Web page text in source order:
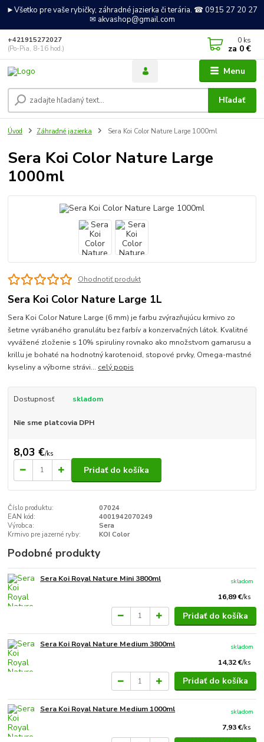
►Všetko pre vaše rybičky, záhradné jazierka či terária. ☎ 0915 27 20 27
✉ akvashop@gmail.com
Menu
Hľadať
+421915272027
(Po-Pia, 8-16 hod.)
0 ks
za 0 €
Úvod Záhradné jazierka Sera Koi Color Nature Large 1000ml
Sera Koi Color Nature Large
1000ml
Ohodnotiť produkt
Sera Koi Color Nature Large 1L
Sera Koi Color Nature Large (6 mm) je farbu zvýrazňujúcu krmivo zo
šetrne vyrábaného granulátu bez farbív a konzervačných látok. Kvalitné
vyvážené zloženie s 10% spiruliny rovnako ako množstvom gamarusu a
krillu je bohaté na hodnotný karotenoid, stopové prvky, Omega-mastné
kyseliny a výborne strávi... celý popis
Dostupnosť skladom
Nie sme platcovia DPH
8,03 €/ks
Pridať do košíka
Číslo produktu:
07024
EAN kód:
4001942070249
Výrobca:
Sera
Krmivo pre jazerné ryby:
KOI Color
Podobné produkty
Sera Koi Royal Nature Mini 3800ml
16,89 €/ks
skladom
Pridať do košíka
Sera Koi Royal Nature Medium 3800ml
14,32 €/ks
skladom
Pridať do košíka
Sera Koi Royal Nature Medium 1000ml
7,93 €/ks
skladom